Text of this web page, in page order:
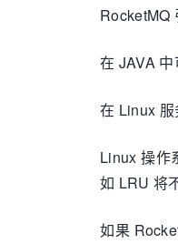
RocketMQ
在 JAVA
在 Linux 服
Linux 操作
如 LRU 将
如果